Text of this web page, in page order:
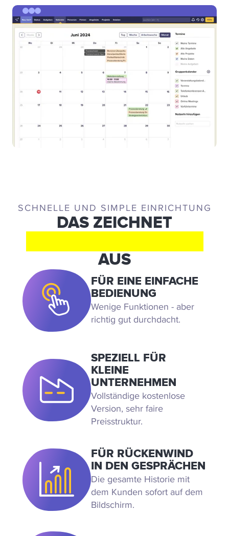
SCHNELLE UND SIMPLE EINRICHTUNG
DAS ZEICHNET
AUS
FÜR EINE EINFACHE
BEDIENUNG
Wenige Funktionen - aber
richtig gut durchdacht.
SPEZIELL FÜR
KLEINE
UNTERNEHMEN
Vollständige kostenlose
Version, sehr faire
Preisstruktur.
FÜR RÜCKENWIND
IN DEN GESPRÄCHEN
Die gesamte Historie mit
dem Kunden sofort auf dem
Bildschirm.